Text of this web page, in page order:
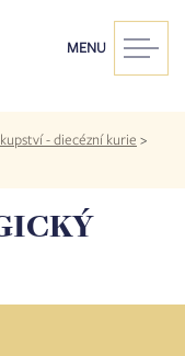
MENU
- diecézní kurie >